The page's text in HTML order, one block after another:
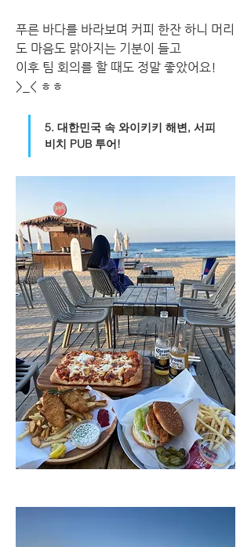
푸른 바다를 바라보며 커피 한잔 하니 머리
도 마음도 맑아지는 기분이 들고
이후 팀 회의를 할 때도 정말 좋았어요!
>_< ㅎㅎ
5. 대한민국 속 와이키키 해변, 서피
비치 PUB 투어!